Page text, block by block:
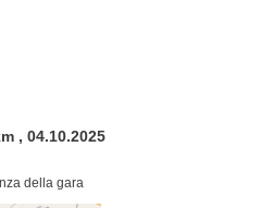
, 04.10.2025
della gara